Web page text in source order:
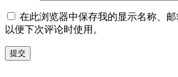
在此浏览器中保存我的显示名称、邮
以便下次评论时使用。
提交